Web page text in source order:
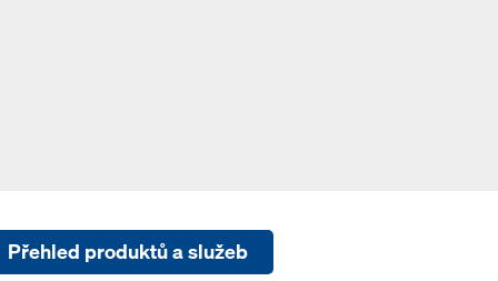
Přehled produktů a služeb